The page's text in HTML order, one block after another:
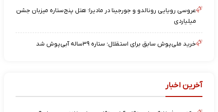
عروسی رویایی رونالدو و جورجینا در مادیرا؛ هتل پنج‌ستاره میزبان جشن
میلیاردی
خرید ملی‌پوش سابق برای استقلال؛ ستاره ۳۹ساله آبی‌پوش شد
آخرین اخبار